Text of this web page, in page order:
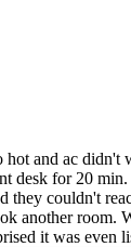
hot and ac didn't
desk for 20
they couldn't
another room.
it was even